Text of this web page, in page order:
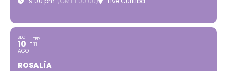
SEG
10
AGO
TER
11
ROSALÍA